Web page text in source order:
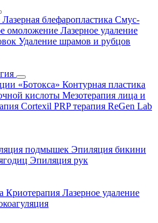
Лазерная блефаропластика Смус-
омоложение Лазерное удаление
Удаление шрамов и рубцов
«Ботокса» Контурная пластика
кислоты Мезотерапия лица и
Cortexil PRP терапия ReGen Lab
подмышек Эпиляция бикини
Эпиляция рук
Криотерапия Лазерное удаление